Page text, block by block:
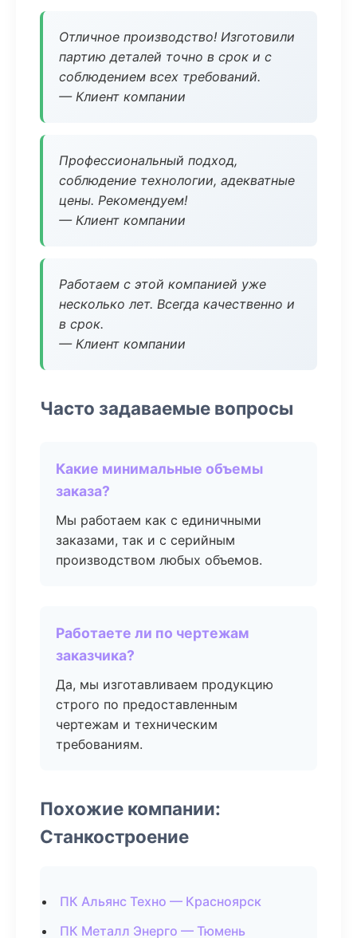
Отличное производство! Изготовили
партию деталей точно в срок и с
соблюдением всех требований.
— Клиент компании
Профессиональный подход,
соблюдение технологии, адекватные
цены. Рекомендуем!
— Клиент компании
Работаем с этой компанией уже
несколько лет. Всегда качественно и
в срок.
— Клиент компании
Часто задаваемые вопросы
Какие минимальные объемы
заказа?
Мы работаем как с единичными
заказами, так и с серийным
производством любых объемов.
Работаете ли по чертежам
заказчика?
Да, мы изготавливаем продукцию
строго по предоставленным
чертежам и техническим
требованиям.
Похожие компании:
Станкостроение
ПК Альянс Техно — Красноярск
ПК Металл Энерго — Тюмень